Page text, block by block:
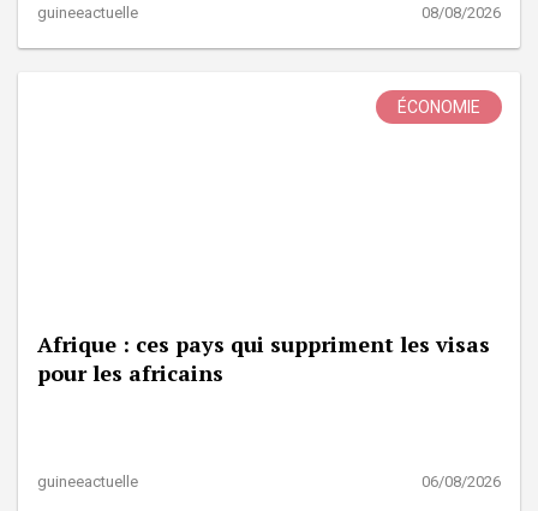
guineeactuelle 08/08/2026
ÉCONOMIE
Afrique : ces pays qui suppriment les visas
pour les africains
guineeactuelle 06/08/2026